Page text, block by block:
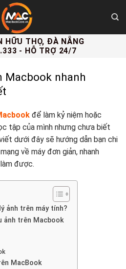
HỮU THỌ, ĐÀ NẴNG
- HỖ TRỢ 24/7
Macbook nhanh
để làm kỷ niệm hoặc
tập của mình nhưng chưa biết
dưới đây sẽ hướng dẫn bạn chi
về máy đơn giản, nhanh
được.
ảnh trên máy tính?
ảnh trên Macbook
MacBook